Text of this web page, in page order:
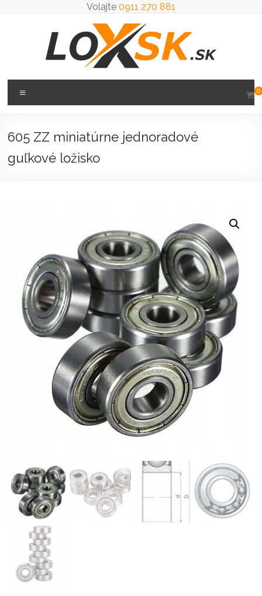
Volajte 0911 270 881
Loxsk
predaj
0
605 ZZ miniatúrne jednoradové
guľkové ložisko